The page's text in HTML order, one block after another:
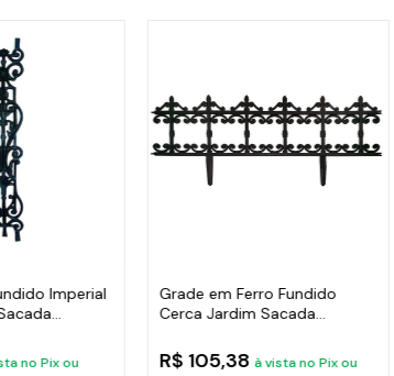
Imperial
no Pix ou
Grade em Ferro Fundido
Cerca Jardim Sacada
R$ 105,38 à vista no Pix ou